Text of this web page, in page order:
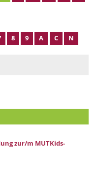
8 9 A C N
zur/m MUTKids-